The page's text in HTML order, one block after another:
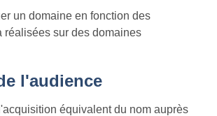
un domaine en fonction des
réalisées sur des domaines
l'audience
équivalent du nom auprès